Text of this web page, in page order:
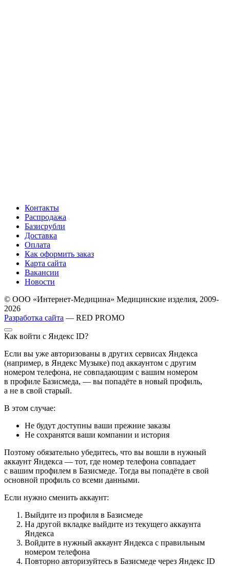
Контакты
Распродажа
Базисрубли
Доставка
Оплата
Как оформить заказ
Карта сайта
Вакансии
Новости
© ООО «Интернет-Медицина» Медицинские изделия, 2009-
2026
Разработка сайта — RED PROMO
Как войти с Яндекс ID?
Если вы уже авторизованы в других сервисах Яндекса
(например, в Яндекс Музыке) под аккаунтом с другим
номером телефона, не совпадающим с вашим номером
в профиле Базисмеда, — вы попадёте в новый профиль,
а не в свой старый.
В этом случае:
Не будут доступны ваши прежние заказы
Не сохранятся ваши компании и история
Поэтому обязательно убедитесь, что вы вошли в нужный
аккаунт Яндекса — тот, где номер телефона совпадает
с вашим профилем в Базисмеде. Тогда вы попадёте в свой
основной профиль со всеми данными.
Если нужно сменить аккаунт:
Выйдите из профиля в Базисмеде
На другой вкладке выйдите из текущего аккаунта
Яндекса
Войдите в нужный аккаунт Яндекса с правильным
номером телефона
Повторно авторизуйтесь в Базисмеде через Яндекс ID